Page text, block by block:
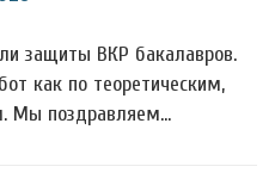
защиты ВКР бакалавров.
как по теоретическим,
Мы поздравляем…